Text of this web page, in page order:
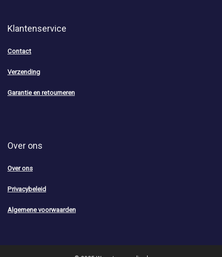
Klantenservice
Contact
Verzending
Garantie en retourneren
Over ons
Over ons
Privacybeleid
Algemene voorwaarden